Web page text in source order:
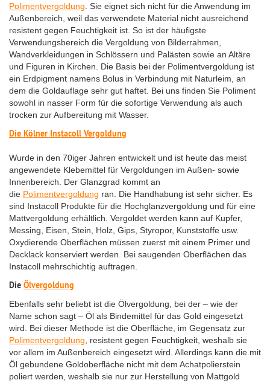
Polimentvergoldung . Sie eignet sich nicht für die Anwendung im
Außenbereich, weil das verwendete Material nicht ausreichend
resistent gegen Feuchtigkeit ist. So ist der häufigste
Verwendungsbereich die Vergoldung von Bilderrahmen,
Wandverkleidungen in Schlössern und Palästen sowie an Altäre
und Figuren in Kirchen. Die Basis bei der Polimentvergoldung ist
ein Erdpigment namens Bolus in Verbindung mit Naturleim, an
dem die Goldauflage sehr gut haftet. Bei uns finden Sie Poliment
sowohl in nasser Form für die sofortige Verwendung als auch
trocken zur Aufbereitung mit Wasser.
Die Kölner Instacoll Vergoldung
Wurde in den 70iger Jahren entwickelt und ist heute das meist
angewendete Klebemittel für Vergoldungen im Außen- sowie
Innenbereich. Der Glanzgrad kommt an
die Polimentvergoldung ran. Die Handhabung ist sehr sicher. Es
sind Instacoll Produkte für die Hochglanzvergoldung und für eine
Mattvergoldung erhältlich. Vergoldet werden kann auf Kupfer,
Messing, Eisen, Stein, Holz, Gips, Styropor, Kunststoffe usw.
Oxydierende Oberflächen müssen zuerst mit einem Primer und
Decklack konserviert werden. Bei saugenden Oberflächen das
Instacoll mehrschichtig auftragen.
Die Ölvergoldung
Ebenfalls sehr beliebt ist die Ölvergoldung, bei der – wie der
Name schon sagt – Öl als Bindemittel für das Gold eingesetzt
wird. Bei dieser Methode ist die Oberfläche, im Gegensatz zur
Polimentvergoldung , resistent gegen Feuchtigkeit, weshalb sie
vor allem im Außenbereich eingesetzt wird. Allerdings kann die mit
Öl gebundene Goldoberfläche nicht mit dem Achatpolierstein
poliert werden, weshalb sie nur zur Herstellung von Mattgold